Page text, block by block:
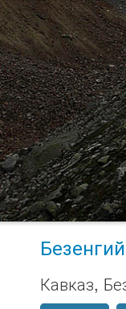
Кавказ,